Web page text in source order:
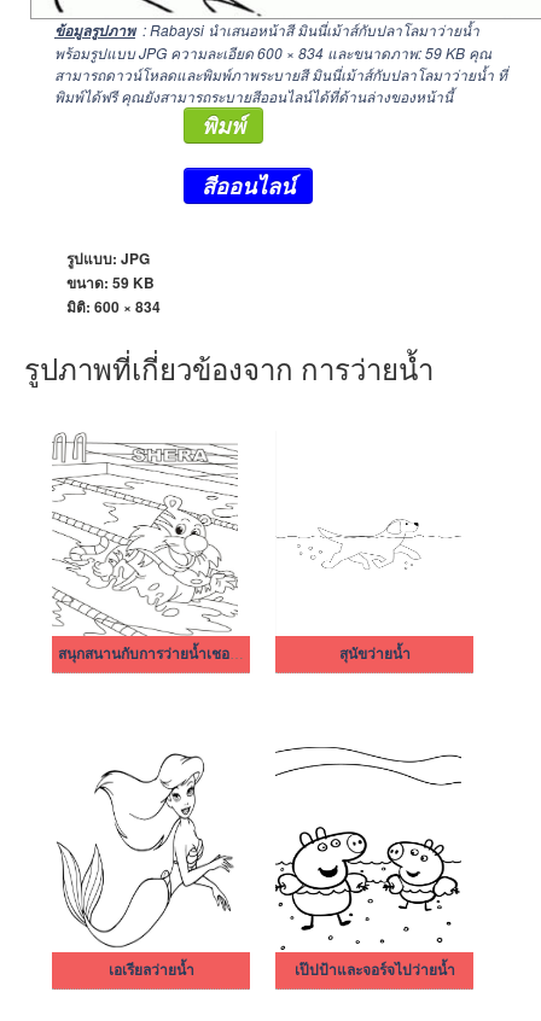
ข้อมูลรูปภาพ : Rabaysi นำเสนอหน้าสี มินนี่เม้าส์กับปลาโลมาว่ายน้ำ
พร้อมรูปแบบ JPG ความละเอียด600 × 834 และขนาดภาพ: 59 KB คุณ
สามารถดาวน์โหลดและพิมพ์ภาพระบายสี มินนี่เม้าส์กับปลาโลมาว่ายน้ำ ที่
พิมพ์ได้ฟรี คุณยังสามารถระบายสีออนไลน์ได้ที่ด้านล่างของหน้านี้
พิมพ์
สีออนไลน์
รูปแบบ: JPG
ขนาด: 59 KB
มิติ: 600 × 834
รูปภาพที่เกี่ยวข้องจาก การว่ายน้ำ
สนุกสนานกับการว่ายน้ำเชอร่า สุนัขว่ายน้ำ
เอเรียลว่ายน้ำ เป๊ปป้าและจอร์จไปว่ายน้ำ